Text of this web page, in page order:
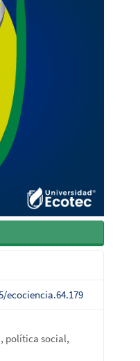
ecociencia.64.179
política social,